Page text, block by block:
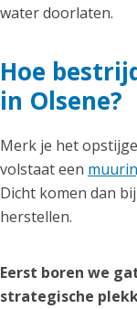
water doorlaten.
Hoe
in Olsene?
Merk je het
volstaat een
Dicht komen dan
herstellen.
Eerst boren we
strategische